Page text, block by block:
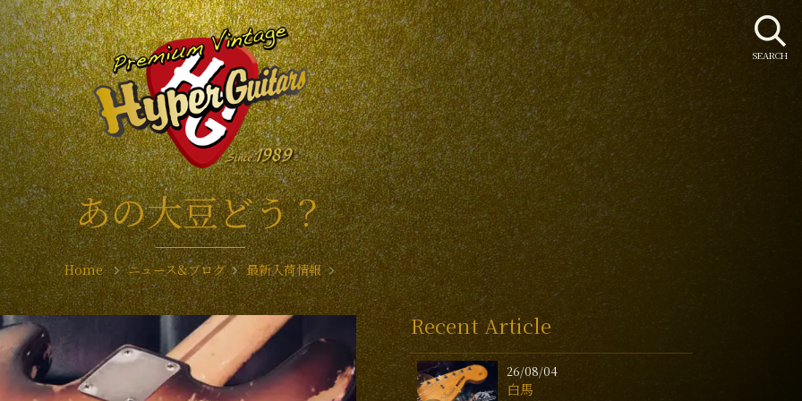
あの大豆どう？
Home ニュース&ブログ 最新入荷情報
Recent Article
26/08/04
白馬
SEARCH